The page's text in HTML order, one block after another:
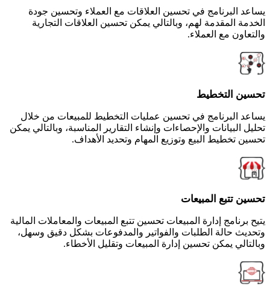
يساعد البرنامج في تحسين العلاقات مع العملاء وتحسين جودة
الخدمة المقدمة لهم، وبالتالي يمكن تحسين العلاقات التجارية
والتعاون مع العملاء.
تحسين التخطيط
يساعد البرنامج في تحسين عمليات التخطيط للمبيعات من خلال
تحليل البيانات والإحصاءات وإنشاء التقارير المناسبة، وبالتالي يمكن
تحسين تخطيط البيع وتوزيع المهام وتحديد الأهداف.
تحسين تتبع المبيعات
يتيح برنامج إدارة المبيعات تحسين تتبع المبيعات والمعاملات المالية
وتحديث حالة الطلبات والفواتير والمدفوعات بشكل دقيق وسهل،
وبالتالي يمكن تحسين إدارة المبيعات وتقليل الأخطاء.